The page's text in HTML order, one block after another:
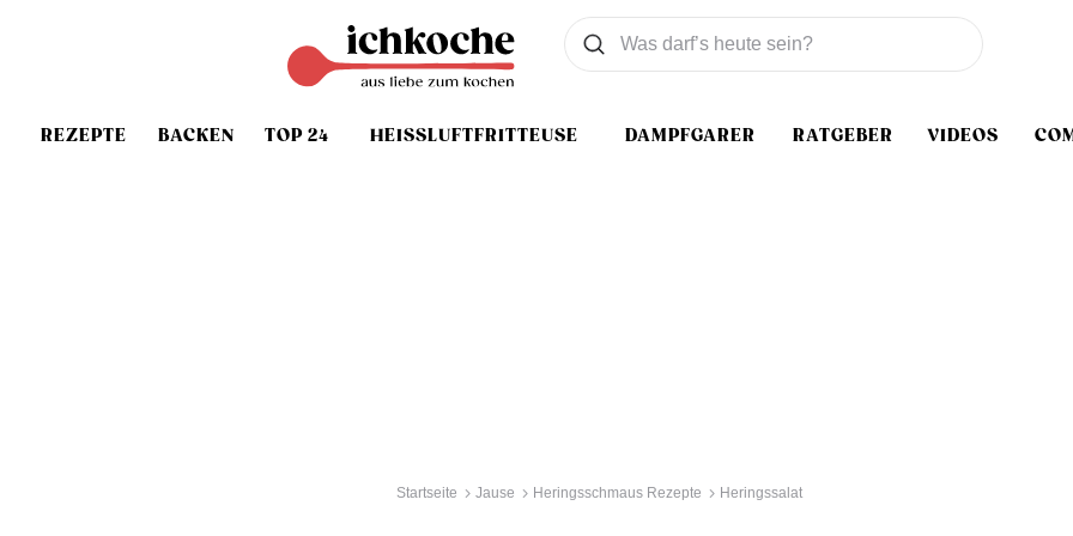
REZEPTE BACKEN TOP 24 HEISSLUFTFRITTEUSE DAMPFGARER RATGEBER VIDEOS
Was wollen Sie suchen
Suchen
Startseite Jause Heringsschmaus Rezepte Heringssalat